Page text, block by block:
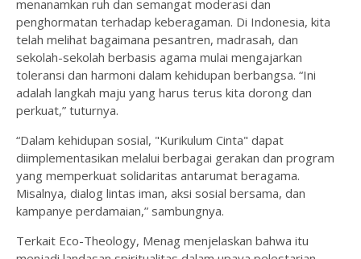
menanamkan ruh dan semangat moderasi dan
penghormatan terhadap keberagaman. Di Indonesia, kita
telah melihat bagaimana pesantren, madrasah, dan
sekolah-sekolah berbasis agama mulai mengajarkan
toleransi dan harmoni dalam kehidupan berbangsa. “Ini
adalah langkah maju yang harus terus kita dorong dan
perkuat,” tuturnya.
“Dalam kehidupan sosial, "Kurikulum Cinta" dapat
diimplementasikan melalui berbagai gerakan dan program
yang memperkuat solidaritas antarumat beragama.
Misalnya, dialog lintas iman, aksi sosial bersama, dan
kampanye perdamaian,” sambungnya.
Terkait Eco-Theology, Menag menjelaskan bahwa itu